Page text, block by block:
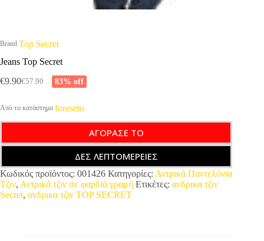
Brand Top Secret
Jeans Top Secret
€57.90
Original
was:
€9.90Η
τιμή
83% off
Από το κατάστημα foreseto
ΑΓΟΡΑΣΕ ΤΟ
ΔΕΣ ΛΕΠΤΟΜΕΡΕΙΕΣ
Κωδικός προϊόντος: 001426 Κατηγορίες: Αντρικά Παντελόνια
Τζιν, Αντρικά τζιν σε φαρδιά γραμή Ετικέτες: ανδρικα τζιν
Secret, ανδρικα τζιν TOP SECRET